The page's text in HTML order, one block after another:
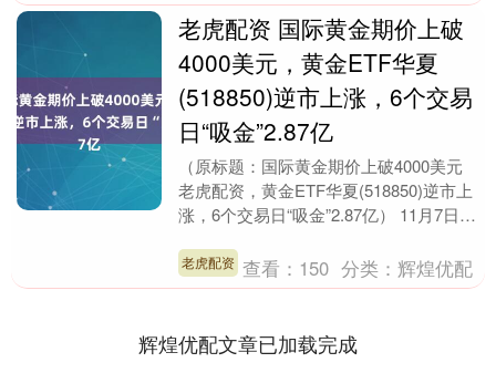
老虎配资 国际黄金期价上破
4000美元，黄金ETF华夏
(518850)逆市上涨，6个交易
日“吸金”2.87亿
（原标题：国际黄金期价上破4000美元
老虎配资，黄金ETF华夏(518850)逆市上
涨，6个交易日“吸金”2.87亿） 11月7日，
老虎配资 查看： 150 分类：辉煌优配
辉煌优配文章已加载完成